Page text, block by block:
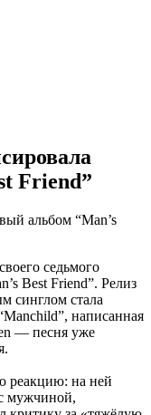
Friend”
седьмого
Best Friend”. Релиз
синглом стала
написанная
— песня уже
реакцию: на ней
мужчиной,